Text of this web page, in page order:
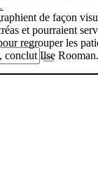
de façon
et pourraient
regrouper les
conclut Ilse Rooman.